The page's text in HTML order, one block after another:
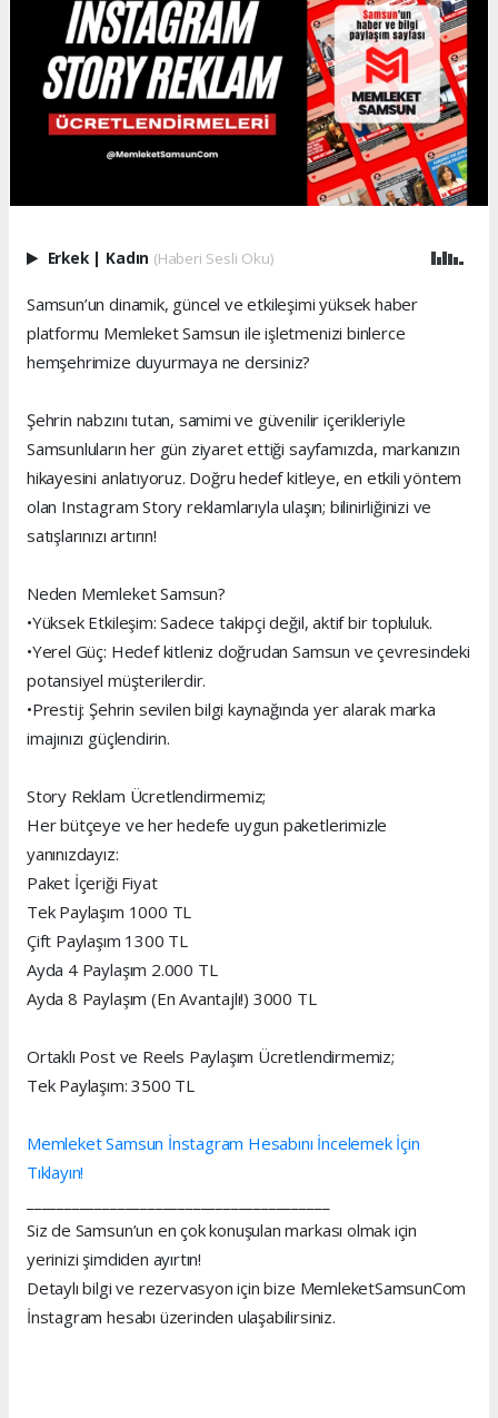
Erkek | Kadın (Haberi Sesli Oku)
Samsun’un dinamik, güncel ve etkileşimi yüksek haber
platformu Memleket Samsun ile işletmenizi binlerce
hemşehrimize duyurmaya ne dersiniz?
Şehrin nabzını tutan, samimi ve güvenilir içerikleriyle
Samsunluların her gün ziyaret ettiği sayfamızda, markanızın
hikayesini anlatıyoruz. Doğru hedef kitleye, en etkili yöntem
olan Instagram Story reklamlarıyla ulaşın; bilinirliğinizi ve
satışlarınızı artırın!
Neden Memleket Samsun?
•Yüksek Etkileşim: Sadece takipçi değil, aktif bir topluluk.
•Yerel Güç: Hedef kitleniz doğrudan Samsun ve çevresindeki
potansiyel müşterilerdir.
•Prestij: Şehrin sevilen bilgi kaynağında yer alarak marka
imajınızı güçlendirin.
Story Reklam Ücretlendirmemiz;
Her bütçeye ve her hedefe uygun paketlerimizle
yanınızdayız:
Paket İçeriği Fiyat
Tek Paylaşım 1000 TL
Çift Paylaşım 1300 TL
Ayda 4 Paylaşım 2.000 TL
Ayda 8 Paylaşım (En Avantajlı!) 3000 TL
Ortaklı Post ve Reels Paylaşım Ücretlendirmemiz;
Tek Paylaşım: 3500 TL
Memleket Samsun İnstagram Hesabını İncelemek İçin
Tıklayın!
Siz de Samsun’un en çok konuşulan markası olmak için
yerinizi şimdiden ayırtın!
Detaylı bilgi ve rezervasyon için bize MemleketSamsunCom
İnstagram hesabı üzerinden ulaşabilirsiniz.